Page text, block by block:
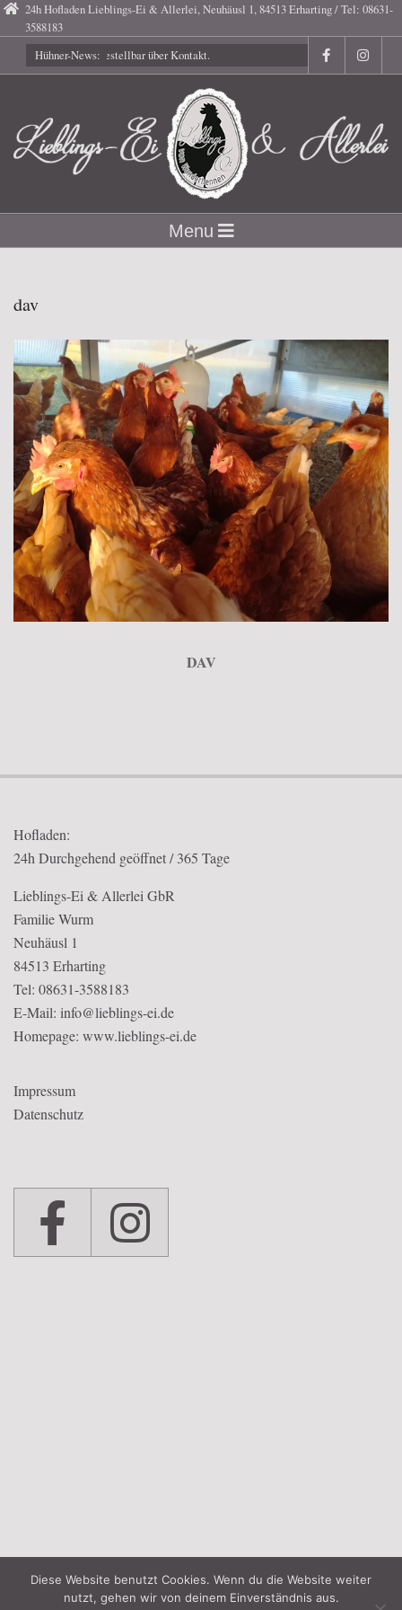
Skip
to
content
24h Hofladen Lieblings-Ei & Allerlei, Neuhäusl 1, 84513 Erharting / Tel: 08631-
3588183
Hühner-News:
Gutscheine bestellbar über Kontakt.
Lieblings-
Navigation
Menu
dav
DAV
Hofladen:
24h Durchgehend geöffnet / 365 Tage
Lieblings-Ei & Allerlei GbR
Familie Wurm
Neuhäusl 1
84513 Erharting
Tel: 08631-3588183
E-Mail: info@lieblings-ei.de
Homepage: www.lieblings-ei.de
Impressum
Datenschutz
Diese Website benutzt Cookies. Wenn du die Website weiter
nutzt, gehen wir von deinem Einverständnis aus.